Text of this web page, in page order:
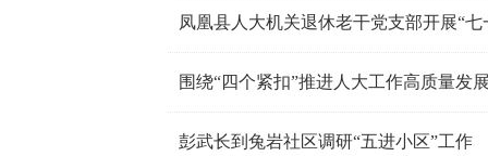
凤凰县人大机关退休老干党支部开展“七
围绕“四个紧扣”推进人大工作高质量发
彭武长到兔岩社区调研“五进小区”工作